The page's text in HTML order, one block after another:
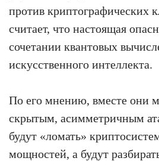
против криптографических
считает, что настоящая
сочетании квантовых
искусственного интеллекта.
По его мнению, вместе они
скрытым, асимметричным
будут «ломать»
мощностей, а будут